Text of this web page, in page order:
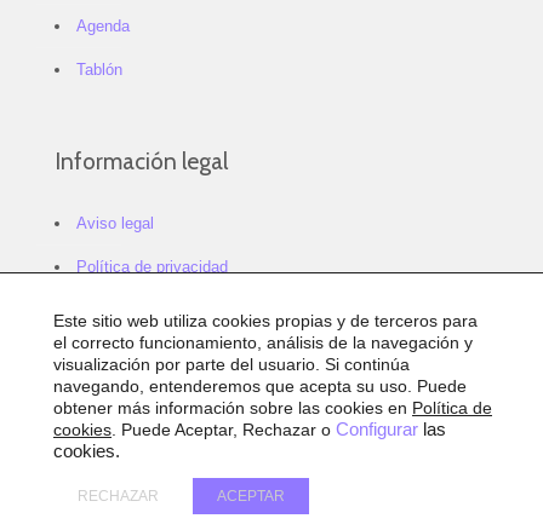
Agenda
Tablón
Información legal
Aviso legal
Política de privacidad
Política de cookies
Configurar cookies
Sitemap
Accesibilidad
Este sitio web utiliza cookies propias y de terceros para
el correcto funcionamiento, análisis de la navegación y
visualización por parte del usuario. Si continúa
navegando, entenderemos que acepta su uso. Puede
obtener más información sobre las cookies en Política de
cookies . Puede Aceptar, Rechazar o Configurar las
cookies.
ACEPTAR
RECHAZAR